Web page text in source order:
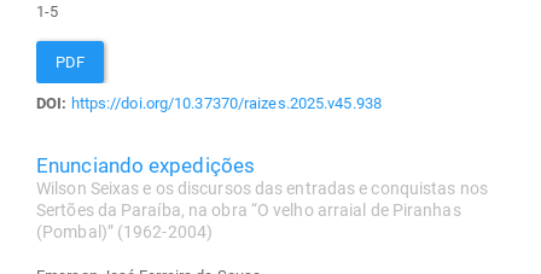
1-5
PDF
DOI: https://doi.org/10.37370/raizes.2025.v45.938
Enunciando expedições
Wilson Seixas e os discursos das entradas e conquistas nos
Sertões da Paraíba, na obra “O velho arraial de Piranhas
(Pombal)” (1962-2004)